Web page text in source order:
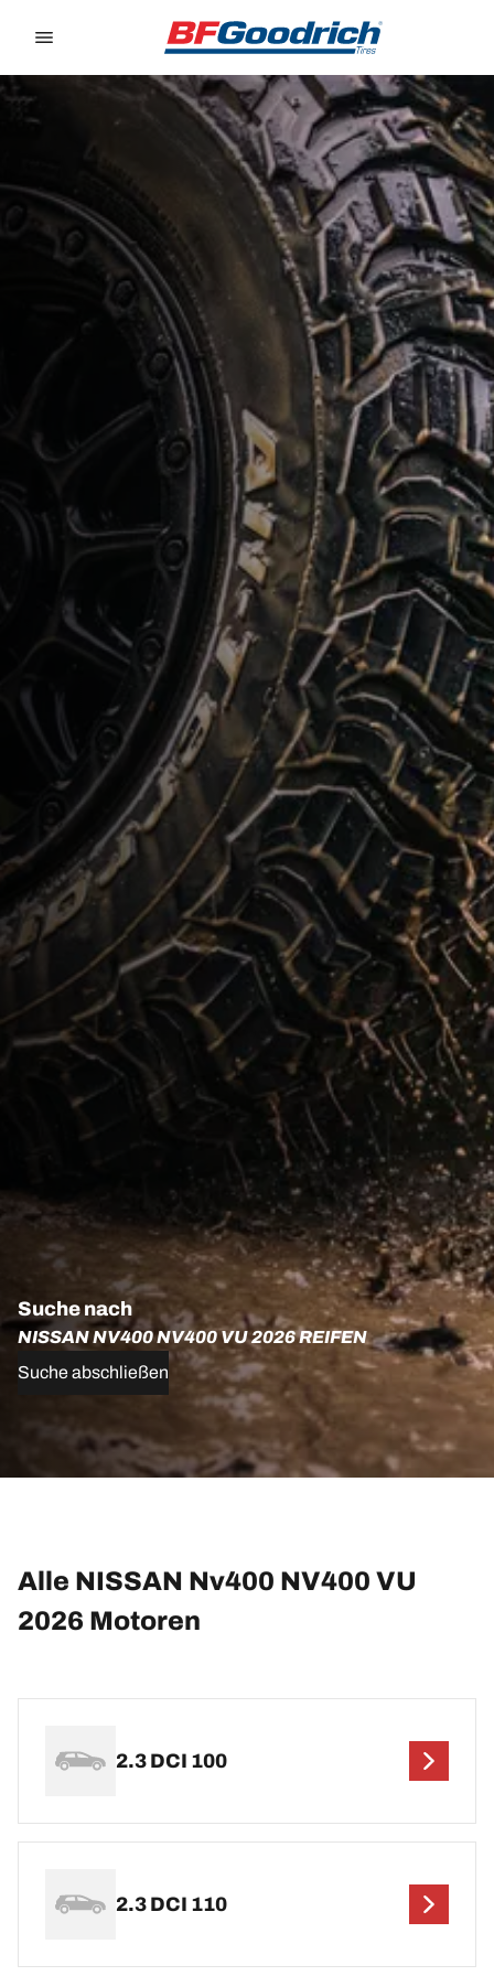
Suche nach
NISSAN NV400 NV400 VU 2026 REIFEN
Suche abschließen
Alle NISSAN Nv400 NV400 VU
2026 Motoren
2.3 DCI 100
2.3 DCI 110